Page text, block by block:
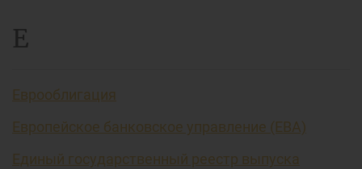
Е
Еврооблигация
Европейское банковское управление (EBA)
Единый государственный реестр выпуска